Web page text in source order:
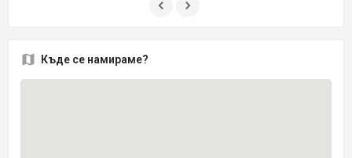
Къде се намираме?